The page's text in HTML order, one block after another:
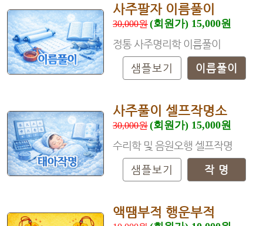
사주팔자 이름풀이
30,000원(회원가) 15,000원
정통 사주명리학 이름풀이
샘플보기
이름풀이
사주풀이 셀프작명소
30,000원(회원가) 15,000원
수리학 및 음원오행 셀프작명
샘플보기
작 명
액땜부적 행운부적